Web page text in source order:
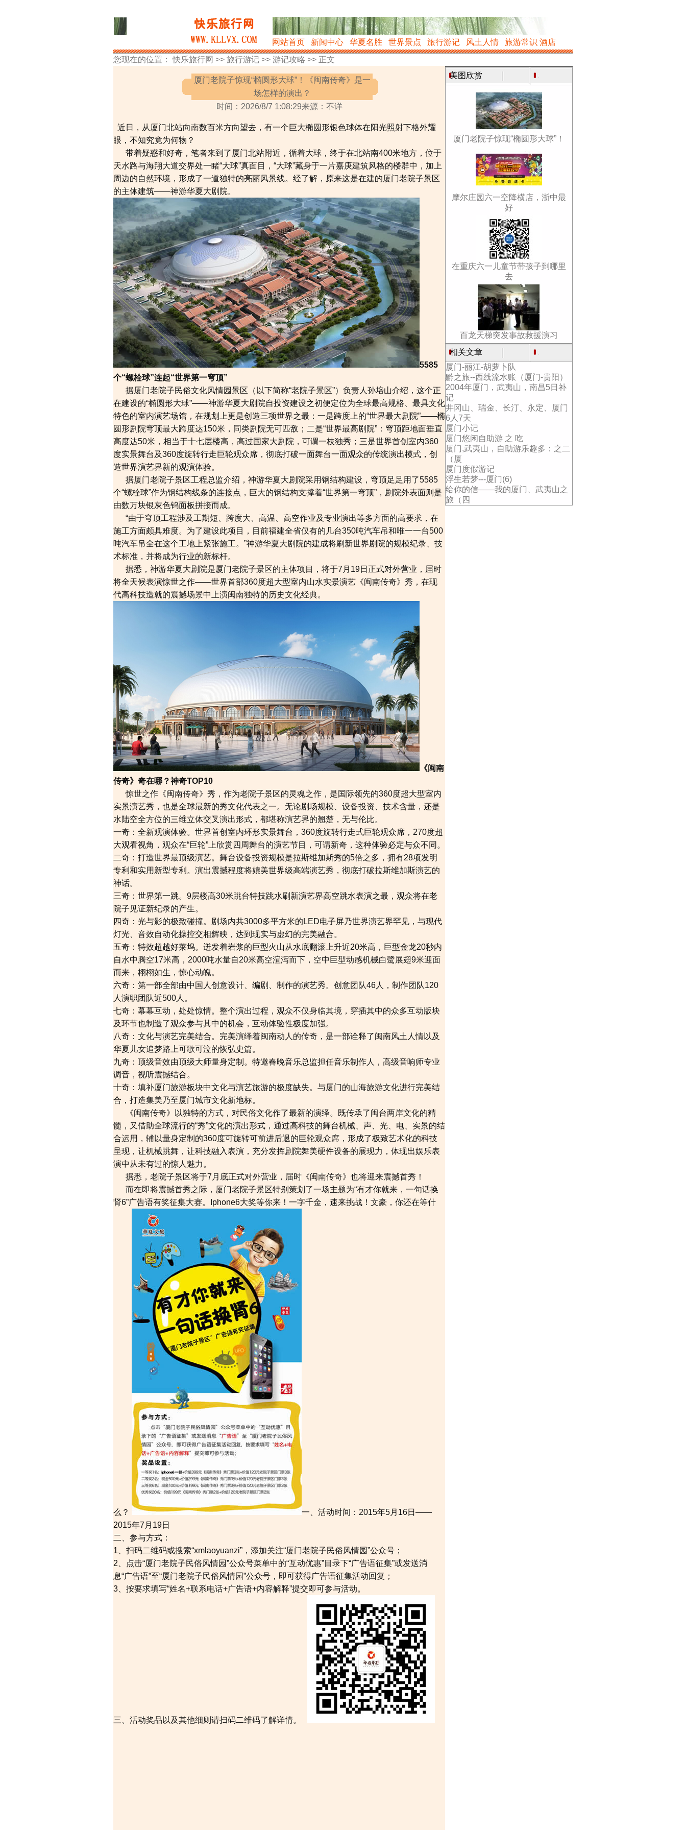
网站首页 新闻中心 华夏名胜 世界景点 旅行游记 风土人情 旅游常识 酒店
您现在的位置：快乐旅行网 >> 旅行游记 >> 游记攻略 >> 正文
美图欣赏
厦门老院子惊现“椭圆形大球”！
摩尔庄园六一空降横店，浙中最
好
在重庆六一儿童节带孩子到哪里
去
百龙天梯突发事故救援演习
相关文章
厦门-丽江-胡萝卜队
黔之旅--西线流水账（厦门-贵阳）
2004年厦门，武夷山，南昌5日补
记
井冈山、瑞金、长汀、永定、厦门
6人7天
厦门小记
厦门悠闲自助游 之 吃
厦门,武夷山，自助游乐趣多：之二
（厦
厦门度假游记
浮生若梦---厦门(6)
给你的信——我的厦门、武夷山之
旅（四
厦门老院子惊现“椭圆形大球”！《闽南传奇》是一
场怎样的演出？
时间：2026/8/7 1:08:29来源：不详
近日，从厦门北站向南数百米方向望去，有一个巨大椭圆形银色球体在阳光照射下格外耀
眼，不知究竟为何物？
带着疑惑和好奇，笔者来到了厦门北站附近，循着大球，终于在北站南400米地方，位于
天水路与海翔大道交界处一睹“大球”真面目，“大球”藏身于一片嘉庚建筑风格的楼群中，加上
周边的自然环境，形成了一道独特的亮丽风景线。经了解，原来这是在建的厦门老院子景区
的主体建筑——神游华夏大剧院。
5585
个“螺栓球”连起“世界第一穹顶”
据厦门老院子民俗文化风情园景区（以下简称“老院子景区”）负责人孙培山介绍，这个正
在建设的“椭圆形大球”——神游华夏大剧院自投资建设之初便定位为全球最高规格、最具文化
特色的室内演艺场馆，在规划上更是创造三项世界之最：一是跨度上的“世界最大剧院”——椭
圆形剧院穹顶最大跨度达150米，同类剧院无可匹敌；二是“世界最高剧院”：穹顶距地面垂直
高度达50米，相当于十七层楼高，高过国家大剧院，可谓一枝独秀；三是世界首创室内360
度实景舞台及360度旋转行走巨轮观众席，彻底打破一面舞台一面观众的传统演出模式，创
造世界演艺界新的观演体验。
据厦门老院子景区工程总监介绍，神游华夏大剧院采用钢结构建设，穹顶足足用了5585
个“螺栓球”作为钢结构线条的连接点，巨大的钢结构支撑着“世界第一穹顶”，剧院外表面则是
由数万块银灰色钨面板拼接而成。
“由于穹顶工程涉及工期短、跨度大、高温、高空作业及专业演出等多方面的高要求，在
施工方面颇具难度。为了建设此项目，目前福建全省仅有的几台350吨汽车吊和唯一一台500
吨汽车吊全在这个工地上紧张施工。”神游华夏大剧院的建成将刷新世界剧院的规模纪录、技
术标准，并将成为行业的新标杆。
据悉，神游华夏大剧院是厦门老院子景区的主体项目，将于7月19日正式对外营业，届时
将全天候表演惊世之作——世界首部360度超大型室内山水实景演艺《闽南传奇》秀，在现
代高科技造就的震撼场景中上演闽南独特的历史文化经典。
《闽南
传奇》奇在哪？神奇TOP10
惊世之作《闽南传奇》秀，作为老院子景区的灵魂之作，是国际领先的360度超大型室内
实景演艺秀，也是全球最新的秀文化代表之一。无论剧场规模、设备投资、技术含量，还是
水陆空全方位的三维立体交叉演出形式，都堪称演艺界的翘楚，无与伦比。
一奇：全新观演体验。世界首创室内环形实景舞台，360度旋转行走式巨轮观众席，270度超
大观看视角，观众在“巨轮”上欣赏四周舞台的演艺节目，可谓新奇，这种体验必定与众不同。
二奇：打造世界最顶级演艺。舞台设备投资规模是拉斯维加斯秀的5倍之多，拥有28项发明
专利和实用新型专利。演出震撼程度将媲美世界级高端演艺秀，彻底打破拉斯维加斯演艺的
神话。
三奇：世界第一跳。9层楼高30米跳台特技跳水刷新演艺界高空跳水表演之最，观众将在老
院子见证新纪录的产生。
四奇：光与影的极致碰撞。剧场内共3000多平方米的LED电子屏乃世界演艺界罕见，与现代
灯光、音效自动化操控交相辉映，达到现实与虚幻的完美融合。
五奇：特效超越好莱坞。迸发着岩浆的巨型火山从水底翻滚上升近20米高，巨型金龙20秒内
自水中腾空17米高，2000吨水量自20米高空渲泻而下，空中巨型动感机械白鹭展翅9米迎面
而来，栩栩如生，惊心动魄。
六奇：第一部全部由中国人创意设计、编剧、制作的演艺秀。创意团队46人，制作团队120
人演职团队近500人。
七奇：幕幕互动，处处惊情。整个演出过程，观众不仅身临其境，穿插其中的众多互动版块
及环节也制造了观众参与其中的机会，互动体验性极度加强。
八奇：文化与演艺完美结合。完美演绎着闽南动人的传奇，是一部诠释了闽南风土人情以及
华夏儿女追梦路上可歌可泣的恢弘史篇。
九奇：顶级音效由顶级大师量身定制。特邀春晚音乐总监担任音乐制作人，高级音响师专业
调音，视听震撼结合。
十奇：填补厦门旅游板块中文化与演艺旅游的极度缺失。与厦门的山海旅游文化进行完美结
合，打造集美乃至厦门城市文化新地标。
《闽南传奇》以独特的方式，对民俗文化作了最新的演绎。既传承了闽台两岸文化的精
髓，又借助全球流行的“秀”文化的演出形式，通过高科技的舞台机械、声、光、电、实景的结
合运用，辅以量身定制的360度可旋转可前进后退的巨轮观众席，形成了极致艺术化的科技
呈现，让机械跳舞，让科技融入表演，充分发挥剧院舞美硬件设备的展现力，体现出娱乐表
演中从未有过的惊人魅力。
据悉，老院子景区将于7月底正式对外营业，届时《闽南传奇》也将迎来震撼首秀！
而在即将震撼首秀之际，厦门老院子景区特别策划了一场主题为“有才你就来，一句话换
肾6”广告语有奖征集大赛。Iphone6大奖等你来！一字千金，速来挑战！文豪，你还在等什
么？
一、活动时间：2015年5月16日——
2015年7月19日
二、参与方式：
1、扫码二维码或搜索“xmlaoyuanzi”，添加关注“厦门老院子民俗风情园”公众号；
2、点击“厦门老院子民俗风情园”公众号菜单中的“互动优惠”目录下“广告语征集”或发送消
息“广告语”至“厦门老院子民俗风情园”公众号，即可获得广告语征集活动回复；
3、按要求填写“姓名+联系电话+广告语+内容解释”提交即可参与活动。
三、活动奖品以及其他细则请扫码二维码了解详情。